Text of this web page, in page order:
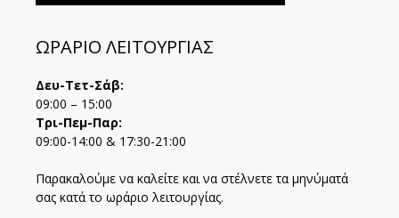
ΩΡΑΡΙΟ ΛΕΙΤΟΥΡΓΙΑΣ
Δευ-Τετ-Σάβ:
09:00 – 15:00
Τρι-Πεμ-Παρ:
09:00-14:00 & 17:30-21:00
Παρακαλούμε να καλείτε και να στέλνετε τα μηνύματά
σας κατά το ωράριο λειτουργίας.